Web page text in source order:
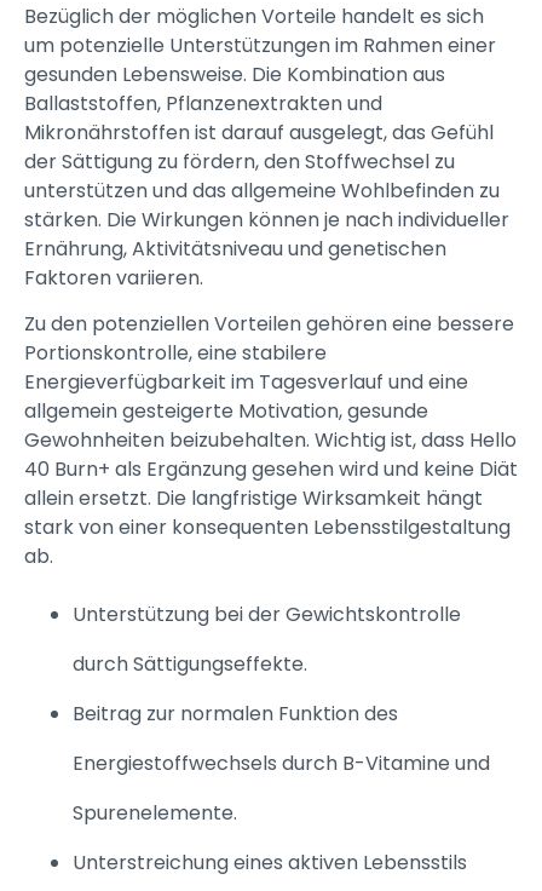
Bezüglich der möglichen Vorteile handelt es sich
um potenzielle Unterstützungen im Rahmen einer
gesunden Lebensweise. Die Kombination aus
Ballaststoffen, Pflanzenextrakten und
Mikronährstoffen ist darauf ausgelegt, das Gefühl
der Sättigung zu fördern, den Stoffwechsel zu
unterstützen und das allgemeine Wohlbefinden zu
stärken. Die Wirkungen können je nach individueller
Ernährung, Aktivitätsniveau und genetischen
Faktoren variieren.
Zu den potenziellen Vorteilen gehören eine bessere
Portionskontrolle, eine stabilere
Energieverfügbarkeit im Tagesverlauf und eine
allgemein gesteigerte Motivation, gesunde
Gewohnheiten beizubehalten. Wichtig ist, dass Hello
40 Burn+ als Ergänzung gesehen wird und keine Diät
allein ersetzt. Die langfristige Wirksamkeit hängt
stark von einer konsequenten Lebensstilgestaltung
ab.
Unterstützung bei der Gewichtskontrolle
durch Sättigungseffekte.
Beitrag zur normalen Funktion des
Energiestoffwechsels durch B-Vitamine und
Spurenelemente.
Unterstreichung eines aktiven Lebensstils